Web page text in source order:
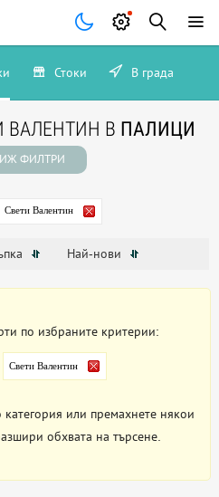
Стоки В града
ВАЛЕНТИН В ПАЛИЦИ
ФИЛТРИ
Свети Валентин
Най-нови
по избраните критерии:
Свети Валентин
или премахнете някои
обхвата на търсене.